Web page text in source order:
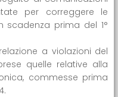
per correggere le
scadenza prima del 1°
a violazioni del
quelle relative alla
commesse prima